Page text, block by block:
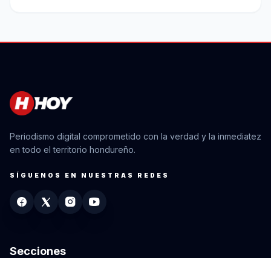
Periodismo digital comprometido con la verdad y la inmediatez
en todo el territorio hondureño.
SÍGUENOS EN NUESTRAS REDES
Secciones